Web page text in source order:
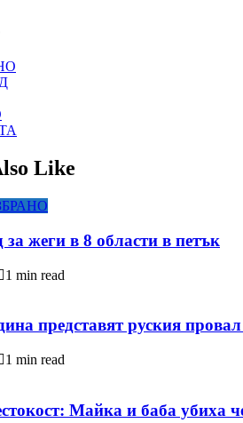
Like
жеги в 8 области в петък
1 min read
представят руския
1 min read
Майка и баба убиха